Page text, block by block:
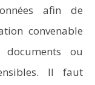
afin de
convenable
ou
Il faut